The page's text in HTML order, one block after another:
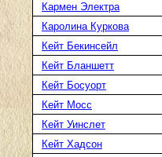
Кармен Электра
Каролина Куркова
Кейт Бекинсейл
Кейт Бланшетт
Кейт Босуорт
Кейт Мосс
Кейт Уинслет
Кейт Хадсон